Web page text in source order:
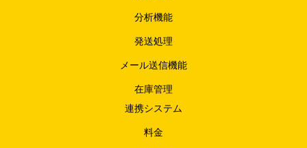
分析機能
発送処理
メール送信機能
在庫管理
連携システム
料金